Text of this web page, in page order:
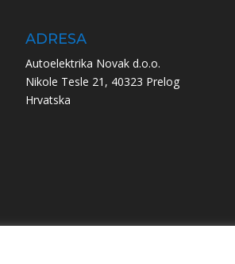
ADRESA
Autoelektrika Novak d.o.o.
Nikole Tesle 21, 40323 Prelog
Hrvatska